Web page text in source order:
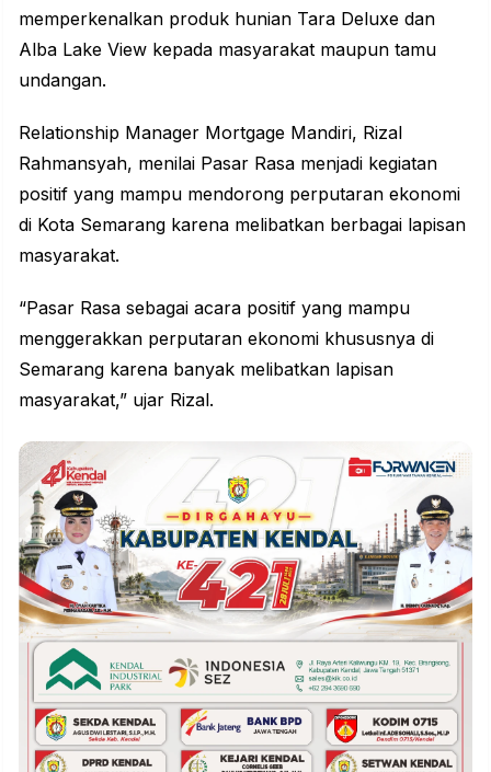
memperkenalkan produk hunian Tara Deluxe dan
Alba Lake View kepada masyarakat maupun tamu
undangan.
Relationship Manager Mortgage Mandiri, Rizal
Rahmansyah, menilai Pasar Rasa menjadi kegiatan
positif yang mampu mendorong perputaran ekonomi
di Kota Semarang karena melibatkan berbagai lapisan
masyarakat.
“Pasar Rasa sebagai acara positif yang mampu
menggerakkan perputaran ekonomi khususnya di
Semarang karena banyak melibatkan lapisan
masyarakat,” ujar Rizal.